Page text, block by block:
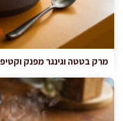
מרק בטטה וגינגר מפנק